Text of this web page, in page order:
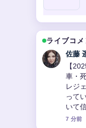
ライブコメ
伊藤
【
ド：
みや
説明
てく
9 分前